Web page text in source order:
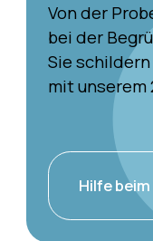
Von der
bei der
Sie
mit unserem
Hilfe